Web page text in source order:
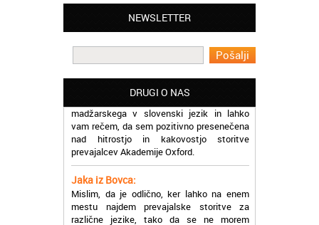
NEWSLETTER
DRUGI O NAS
Lahko pohvalim vse zaposlene v Akademiji
Oxford, ker so resnično profesionalni in
prevajalske storitve opravljajo hitro in
madžarskega v slovenski jezik in lahko
vam rečem, da sem pozitivno presenečena
nad hitrostjo in kakovostjo storitve
prevajalcev Akademije Oxford.
Jaka iz Bovca:
Mislim, da je odlično, ker lahko na enem
mestu najdem prevajalske storitve za
različne jezike, tako da se ne morem
sprehajati od prevajalca do prevajalca.